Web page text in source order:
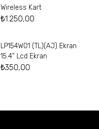
Wireless Kart
₺1.250,00
LP154W01 (TL)(AJ) Ekran
15.4” Lcd Ekran
₺350,00